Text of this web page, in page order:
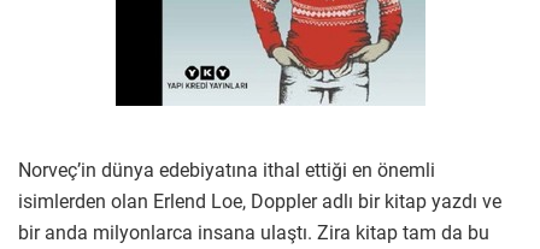
Norveç’in dünya edebiyatına ithal ettiği en önemli
isimlerden olan Erlend Loe, Doppler adlı bir kitap yazdı ve
bir anda milyonlarca insana ulaştı. Zira kitap tam da bu